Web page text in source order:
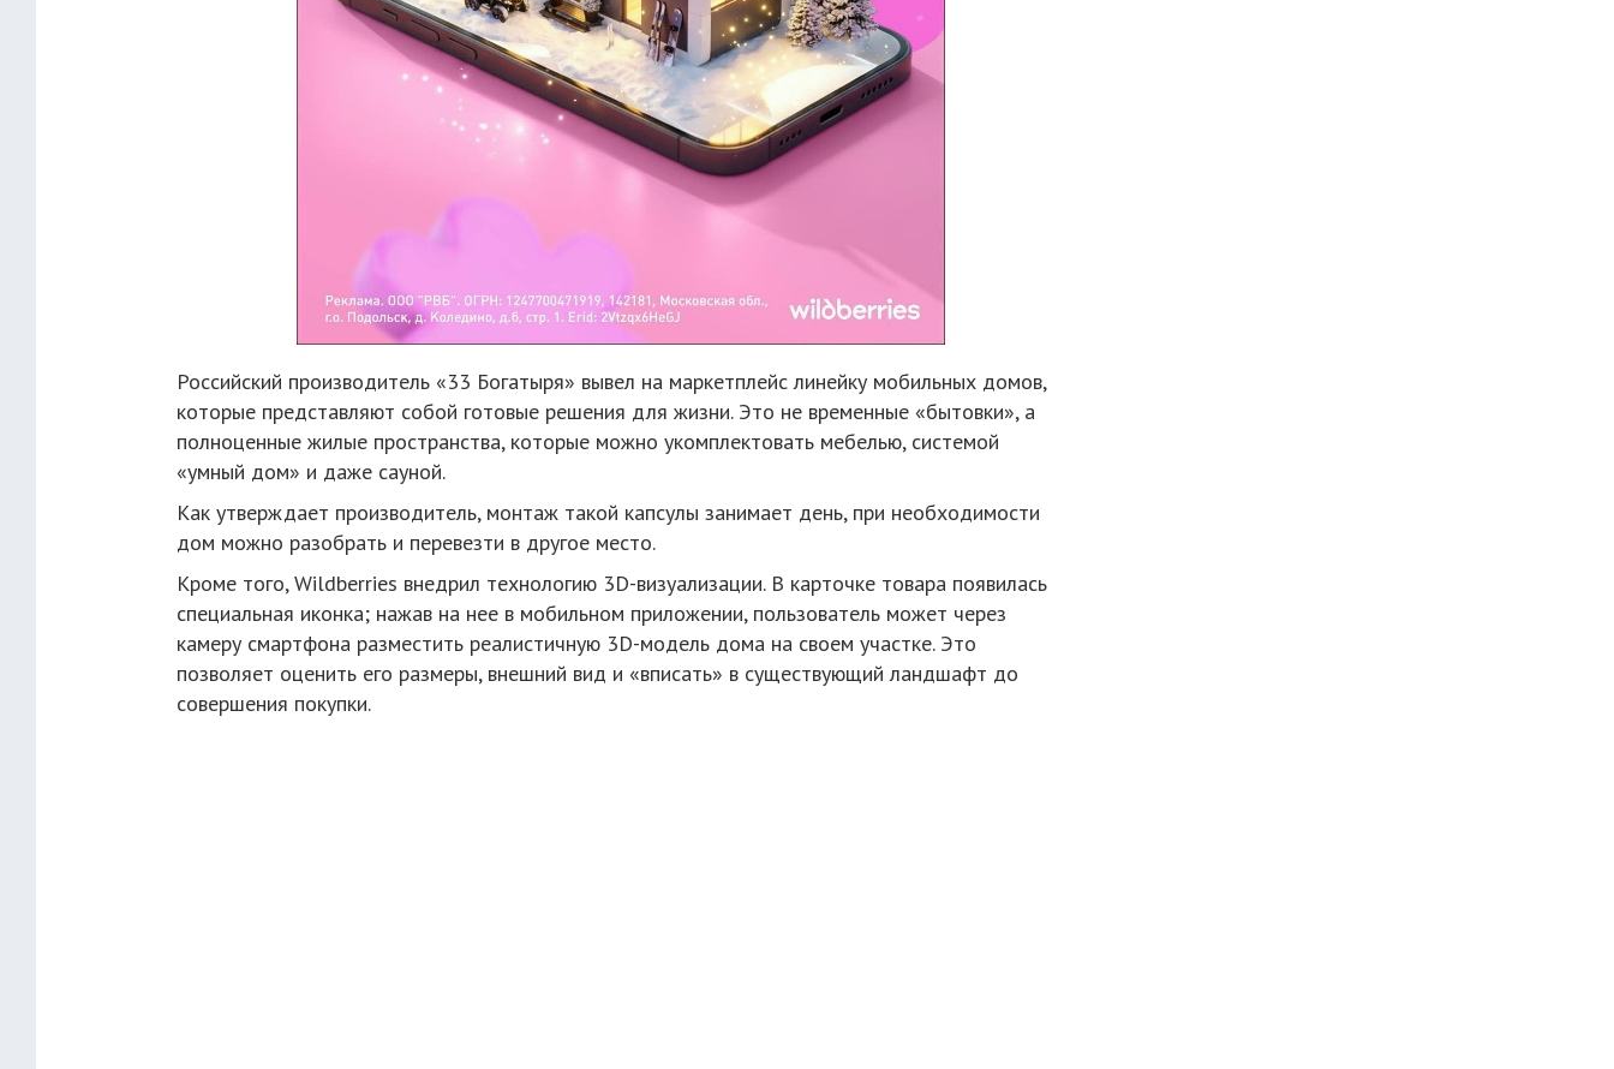
Российский производитель «33 Богатыря» вывел на маркетплейс линейку мобильных домов,
которые представляют собой готовые решения для жизни. Это не временные «бытовки», а
полноценные жилые пространства, которые можно укомплектовать мебелью, системой
«умный дом» и даже сауной.
Как утверждает производитель, монтаж такой капсулы занимает день, при необходимости
дом можно разобрать и перевезти в другое место.
Кроме того, Wildberries внедрил технологию 3D-визуализации. В карточке товара появилась
специальная иконка; нажав на нее в мобильном приложении, пользователь может через
камеру смартфона разместить реалистичную 3D-модель дома на своем участке. Это
позволяет оценить его размеры, внешний вид и «вписать» в существующий ландшафт до
совершения покупки.